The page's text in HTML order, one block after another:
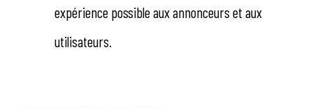
expérience possible aux annonceurs et aux
utilisateurs.